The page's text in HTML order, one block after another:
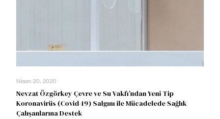
Nisan 20, 2020
Nevzat Özgörkey Çevre ve Su Vakfı’ndan Yeni Tip
Koronavirüs (Covid-19) Salgını ile Mücadelede Sağlık
Çalışanlarına Destek